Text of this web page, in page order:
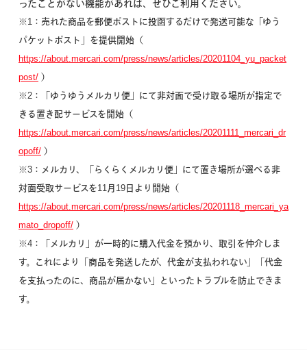
ったことがない機能があれば、ぜひご利用ください。
※1：売れた商品を郵便ポストに投函するだけで発送可能な「ゆう
パケットポスト」を提供開始（
https://about.mercari.com/press/news/articles/20201104_yu_packet
post/ ）
※2：「ゆうゆうメルカリ便」にて非対面で受け取る場所が指定で
きる置き配サービスを開始（
https://about.mercari.com/press/news/articles/20201111_mercari_dr
opoff/ ）
※3：メルカリ、「らくらくメルカリ便」にて置き場所が選べる非
対面受取サービスを11月19日より開始（
https://about.mercari.com/press/news/articles/20201118_mercari_ya
mato_dropoff/ ）
※4：「メルカリ」が一時的に購入代金を預かり、取引を仲介しま
す。これにより「商品を発送したが、代金が支払われない」「代金
を支払ったのに、商品が届かない」といったトラブルを防止できま
す。